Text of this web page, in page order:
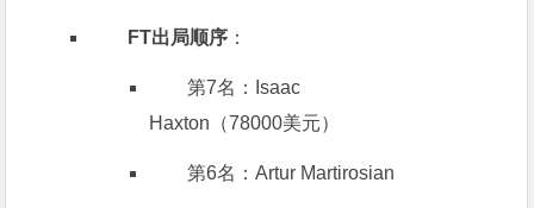
FT出局顺序 ：
第7名：Isaac
Haxton（78000美元）
第6名：Artur Martirosian